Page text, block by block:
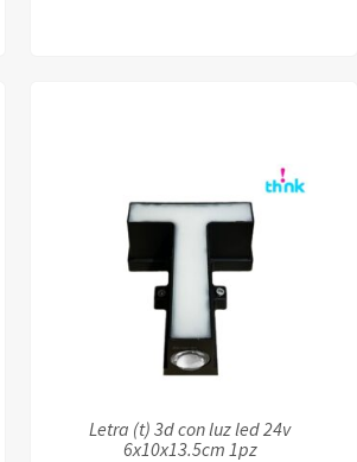
Letra (t) 3d con luz led 24v
6x10x13.5cm 1pz